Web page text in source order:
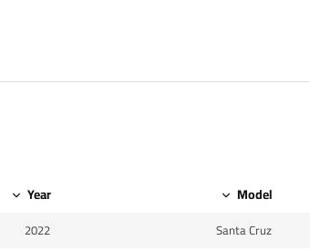
Model
Year
Santa Cruz
2022